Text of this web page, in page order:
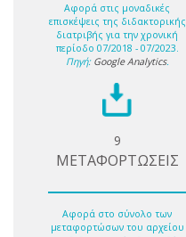
Αφορά στις μοναδικές
επισκέψεις της διδακτορικής
διατριβής για την χρονική
περίοδο 07/2018 - 07/2023.
Πηγή: Google Analytics.
9
ΜΕΤΑΦΟΡΤΩΣΕΙΣ
Αφορά στο σύνολο των
μεταφορτώσων του αρχείου